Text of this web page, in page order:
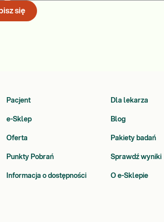
się
Pacjent Dla lekarza
e-Sklep Blog
Oferta Pakiety badań
Punkty Pobrań Sprawdź wyniki
Informacja o dostępności O e-Sklepie